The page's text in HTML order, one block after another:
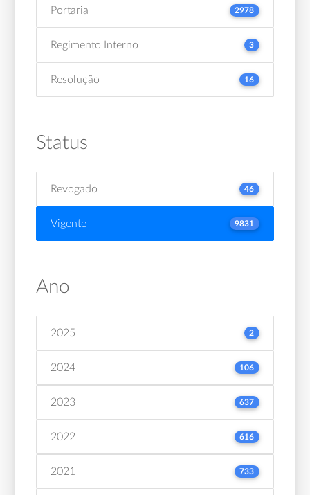
Portaria 2978
Regimento Interno 3
Resolução 16
Status
Revogado 46
Vigente 9831
Ano
2025 2
2024 106
2023 637
2022 616
2021 733